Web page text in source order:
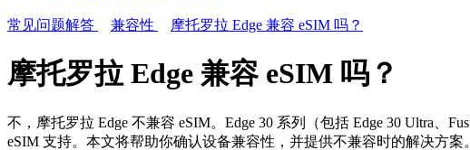
常见问题解答 兼容性 摩托罗拉 Edge 兼容 eSIM 吗？
摩托罗拉 Edge 兼容 eSIM 吗？
不，摩托罗拉 Edge 不兼容 eSIM。Edge 30 系列（包括 Edge 30 Ultra、
eSIM 支持。本文将帮助你确认设备兼容性，并提供不兼容时的解决方案。